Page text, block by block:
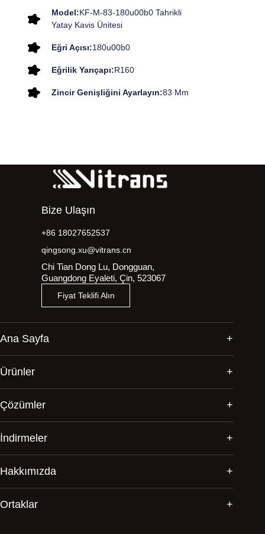
Model:KF-M-83-180u00b0 Tahrikli
Yatay Kavis Ünitesi
Eğri Açısı:180u00b0
Eğrilik Yarıçapı:R160
Zincir Genişliğini Ayarlayın:83 Mm
Bize Ulaşın
+86 18027652537
qingsong.xu@vitrans.cn
Chi Tian Dong Lu, Dongguan,
Guangdong Eyaleti, Çin, 523067
Fiyat Teklifi Alın
Ana Sayfa
Ürünler
Çözümler
İndirmeler
Hakkımızda
Ortaklar